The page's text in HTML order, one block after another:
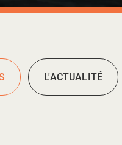
L'ACTUALITÉ